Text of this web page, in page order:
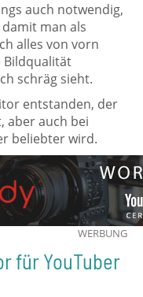
auch notwendig,
man als
alles von vorn
Bildqualität
schräg sieht.
entstanden, der
aber auch bei
beliebter wird.
WERBUNG
für YouTuber